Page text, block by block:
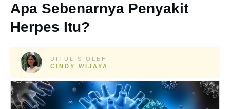
Apa Sebenarnya Penyakit
Herpes Itu?
DITULIS OLEH:
CINDY WIJAYA